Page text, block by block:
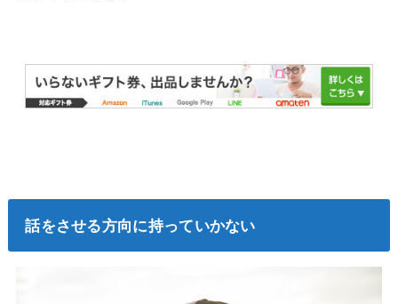
話をさせる方向に持っていかない